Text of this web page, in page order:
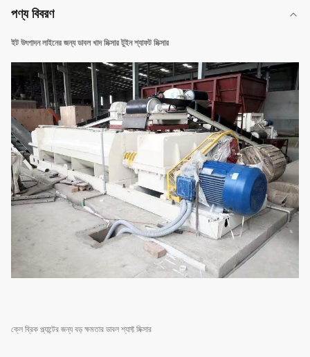
পণ্য বিবরণ
ইট উৎপাদন লাইনের জন্য ডাবল খাদ মিক্সার টুইন শ্যাফট মিক্সার
ক্লে ব্রিক প্ল্যান্টের জন্য বড় ক্ষমতার ডাবল শ্যাফ্ট মিক্সার